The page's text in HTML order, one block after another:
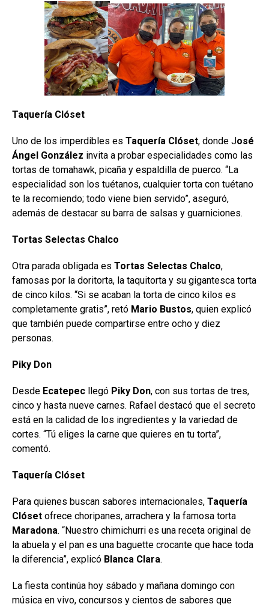
Taquería Clóset
Uno de los imperdibles es Taquería Clóset, donde José
Ángel González invita a probar especialidades como las
tortas de tomahawk, picaña y espaldilla de puerco. “La
especialidad son los tuétanos, cualquier torta con tuétano
te la recomiendo; todo viene bien servido”, aseguró,
además de destacar su barra de salsas y guarniciones.
Tortas Selectas Chalco
Otra parada obligada es Tortas Selectas Chalco,
famosas por la doritorta, la taquitorta y su gigantesca torta
de cinco kilos. “Si se acaban la torta de cinco kilos es
completamente gratis”, retó Mario Bustos, quien explicó
que también puede compartirse entre ocho y diez
personas.
Piky Don
Desde Ecatepec llegó Piky Don, con sus tortas de tres,
cinco y hasta nueve carnes. Rafael destacó que el secreto
está en la calidad de los ingredientes y la variedad de
cortes. “Tú eliges la carne que quieres en tu torta”,
comentó.
Taquería Clóset
Para quienes buscan sabores internacionales, Taquería
Clóset ofrece choripanes, arrachera y la famosa torta
Maradona. “Nuestro chimichurri es una receta original de
la abuela y el pan es una baguette crocante que hace toda
la diferencia”, explicó Blanca Clara.
La fiesta continúa hoy sábado y mañana domingo con
música en vivo, concursos y cientos de sabores que